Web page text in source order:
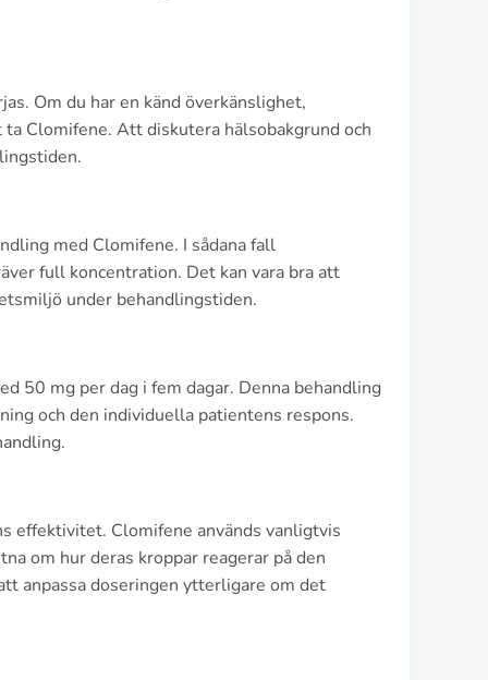
Om du har en känd överkänslighet,
Clomifene. Att diskutera hälsobakgrund och
med Clomifene. I sådana fall
full koncentration. Det kan vara bra att
under behandlingstiden.
50 mg per dag i fem dagar. Denna behandling
och den individuella patientens respons.
effektivitet. Clomifene används vanligtvis
om hur deras kroppar reagerar på den
anpassa doseringen ytterligare om det